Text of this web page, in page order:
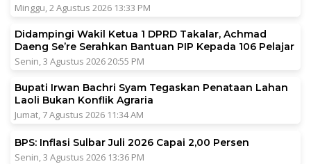
Minggu, 2 Agustus 2026 13:33 PM
Didampingi Wakil Ketua 1 DPRD Takalar, Achmad
Daeng Se’re Serahkan Bantuan PIP Kepada 106 Pelajar
Senin, 3 Agustus 2026 20:55 PM
Bupati Irwan Bachri Syam Tegaskan Penataan Lahan
Laoli Bukan Konflik Agraria
Jumat, 7 Agustus 2026 11:34 AM
BPS: Inflasi Sulbar Juli 2026 Capai 2,00 Persen
Senin, 3 Agustus 2026 13:36 PM